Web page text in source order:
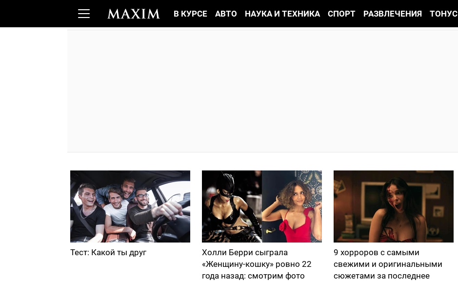
В КУРСЕ АВТО НАУКА И ТЕХНИКА СПОРТ РАЗВЛЕЧЕНИЯ ТОНУС
Тест: Какой ты друг
Холли Берри сыграла
«Женщину-кошку» ровно 22
года назад: смотрим фото
9 хорроров с самыми
свежими и оригинальными
сюжетами за последнее